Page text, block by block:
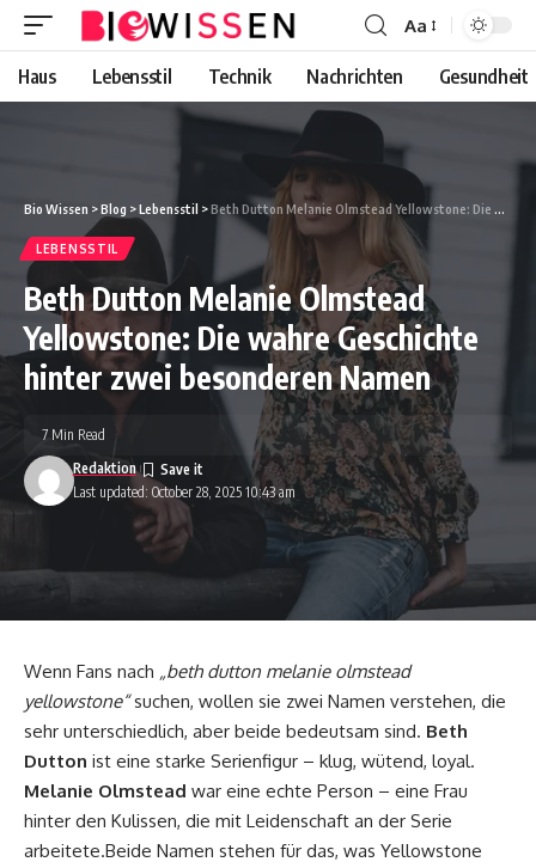
Font
Resizer
Aa
Haus Lebensstil Technik Nachrichten Gesundheit
Bio Wissen >Blog >Lebensstil >Beth Dutton Melanie Olmstead Yellowstone: Die wahre Geschichte hinter zwei besonderen Namen
LEBENSSTIL
Beth Dutton Melanie Olmstead
Yellowstone: Die wahre Geschichte
hinter zwei besonderen Namen
Last updated: October 28, 2025 10:43 am
Redaktion
7 Min Read
Wenn Fans nach „beth dutton melanie olmstead
yellowstone“suchen, wollen sie zwei Namen verstehen, die
sehr unterschiedlich, aber beide bedeutsam sind. Beth
Dutton ist eine starke Serienfigur – klug, wütend, loyal.
Melanie Olmstead war eine echte Person – eine Frau
hinter den Kulissen, die mit Leidenschaft an der Serie
arbeitete.Beide Namen stehen für das, was Yellowstone